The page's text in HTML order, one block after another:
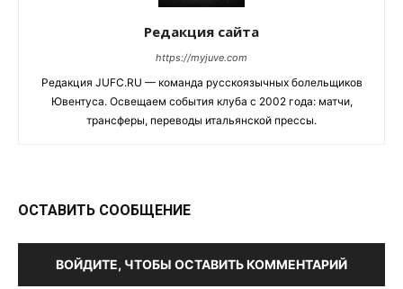
Редакция сайта
https://myjuve.com
Редакция JUFC.RU — команда русскоязычных болельщиков
Ювентуса. Освещаем события клуба с 2002 года: матчи,
трансферы, переводы итальянской прессы.
ОСТАВИТЬ СООБЩЕНИЕ
ВОЙДИТЕ, ЧТОБЫ ОСТАВИТЬ КОММЕНТАРИЙ